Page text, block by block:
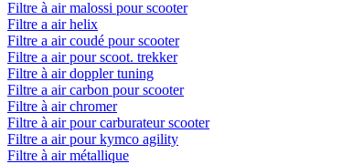
Filtre à air malossi pour scooter
Filtre a air helix
Filtre a air coudé pour scooter
Filtre a air pour scoot. trekker
Filtre à air doppler tuning
Filtre a air carbon pour scooter
Filtre à air chromer
Filtre à air pour carburateur scooter
Filtre a air pour kymco agility
Filtre à air métallique